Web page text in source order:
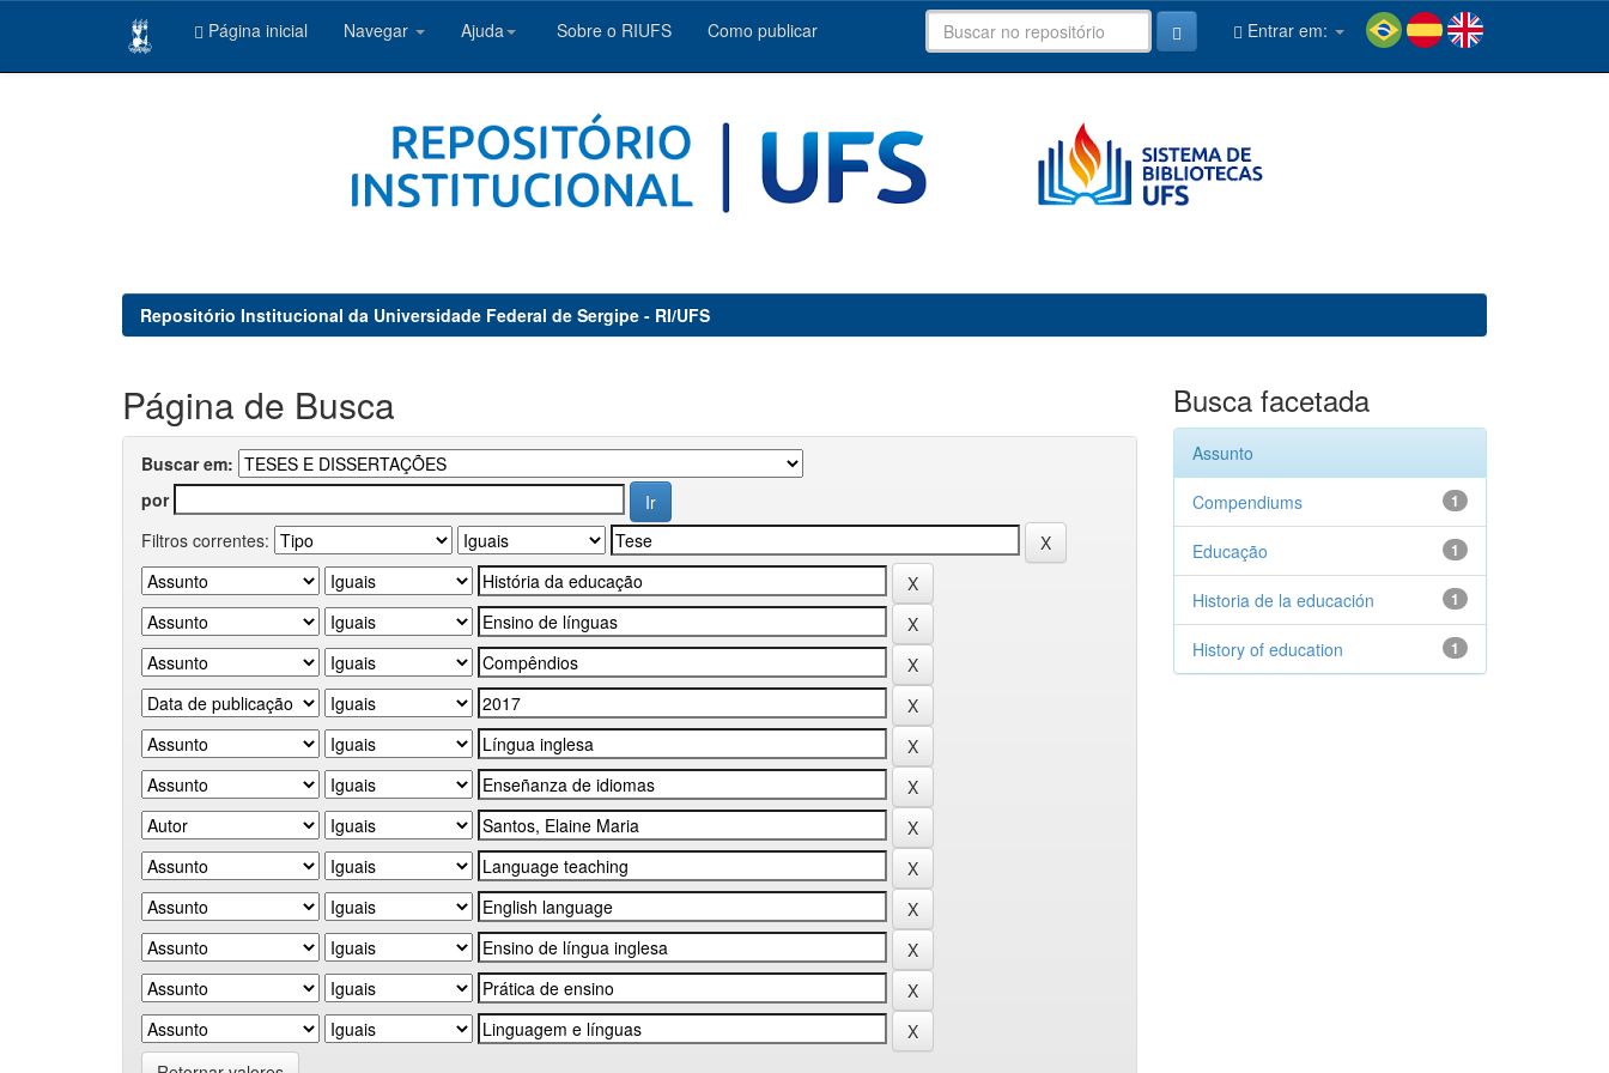
Página inicial Navegar Ajuda Sobre o RIUFS Como publicar Entrar em:
Repositório Institucional da Universidade Federal de Sergipe - RI/UFS
Página de Busca
Buscar em:
por
Filtros correntes:
Busca facetada
Assunto
1
Compendiums
1
Educação
1
Historia de la educación
1
History of education